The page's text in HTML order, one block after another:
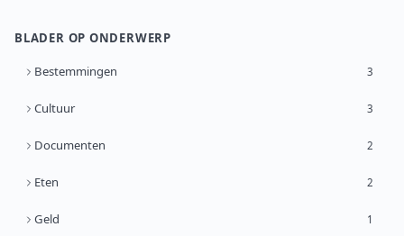
BLADER OP ONDERWERP
Bestemmingen 3
Cultuur 3
Documenten 2
Eten 2
Geld 1